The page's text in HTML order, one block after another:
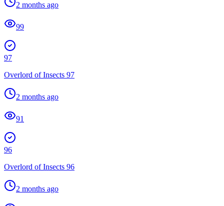
2 months ago
99
97
Overlord of Insects 97
2 months ago
91
96
Overlord of Insects 96
2 months ago